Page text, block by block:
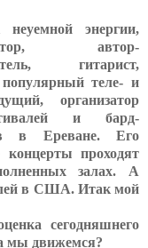
неуемной энергии,
автор-
гитарист,
популярный теле- и
организатор
и бард-
в Ереване. Его
концерты проходят
залах. А
в США. Итак мой
сегодняшнего
мы движемся?